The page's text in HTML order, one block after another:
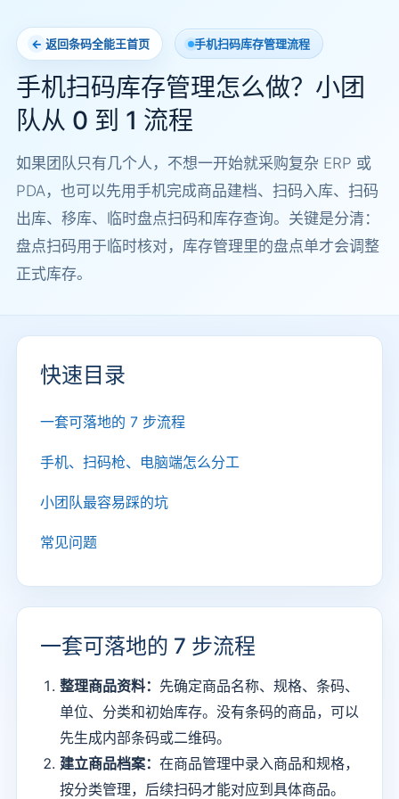
返回条码全能王首页 手机扫码库存管理流程
手机扫码库存管理怎么做？小团
队从 0 到 1 流程
如果团队只有几个人，不想一开始就采购复杂 ERP 或
PDA，也可以先用手机完成商品建档、扫码入库、扫码
出库、移库、临时盘点扫码和库存查询。关键是分清：
盘点扫码用于临时核对，库存管理里的盘点单才会调整
正式库存。
快速目录
一套可落地的 7 步流程
手机、扫码枪、电脑端怎么分工
小团队最容易踩的坑
常见问题
一套可落地的 7 步流程
整理商品资料： 先确定商品名称、规格、条码、
单位、分类和初始库存。没有条码的商品，可以
先生成内部条码或二维码。
建立商品档案： 在商品管理中录入商品和规格，
按分类管理，后续扫码才能对应到具体商品。